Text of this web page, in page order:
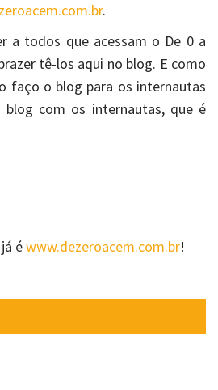
.
a todos que acessam o De 0 a
tê-los aqui no blog. E como
faço o blog para os internautas
com os internautas, que é
éwww.dezeroacem.com.br!